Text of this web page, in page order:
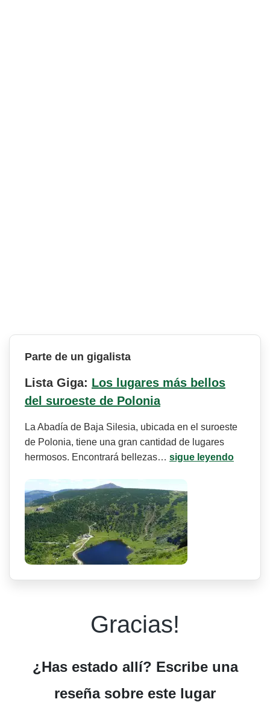
Parte de un gigalista
Lista Giga: Los lugares más bellos
del suroeste de Polonia
La Abadía de Baja Silesia, ubicada en el suroeste
de Polonia, tiene una gran cantidad de lugares
hermosos. Encontrará bellezas… sigue leyendo
Gracias!
¿Has estado allí? Escribe una
reseña sobre este lugar